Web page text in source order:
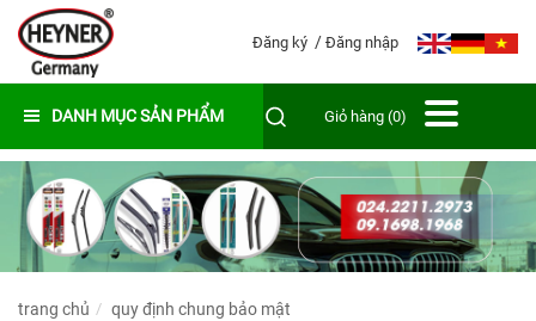
Đăng ký Đăng nhập
DANH MỤC SẢN PHẨM Giỏ hàng (0)
trang chủ quy định chung bảo mật